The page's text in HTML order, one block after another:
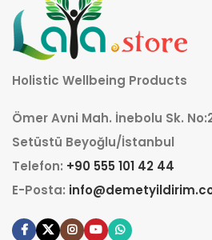
Holistic Wellbeing Products
Ömer Avni Mah. İnebolu Sk.
Setüstü Beyoğlu/İstanbul
Telefon: +90 555 101 42 44
E-Posta: